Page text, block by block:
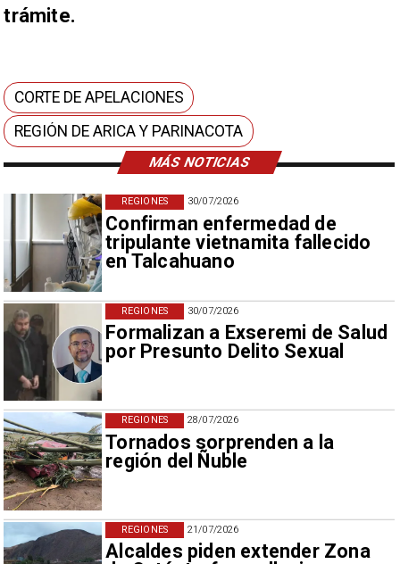
MÁS NOTICIAS
30/07/2026
Confirman enfermedad de
tripulante vietnamita fallecido
en Talcahuano
REGIONES
30/07/2026
Formalizan a Exseremi de Salud
por Presunto Delito Sexual
REGIONES
28/07/2026
Tornados sorprenden a la
región del Ñuble
REGIONES
21/07/2026
Alcaldes piden extender Zona
REGIONES
trámite.
CORTE DE APELACIONES
REGIÓN DE ARICA Y PARINACOTA